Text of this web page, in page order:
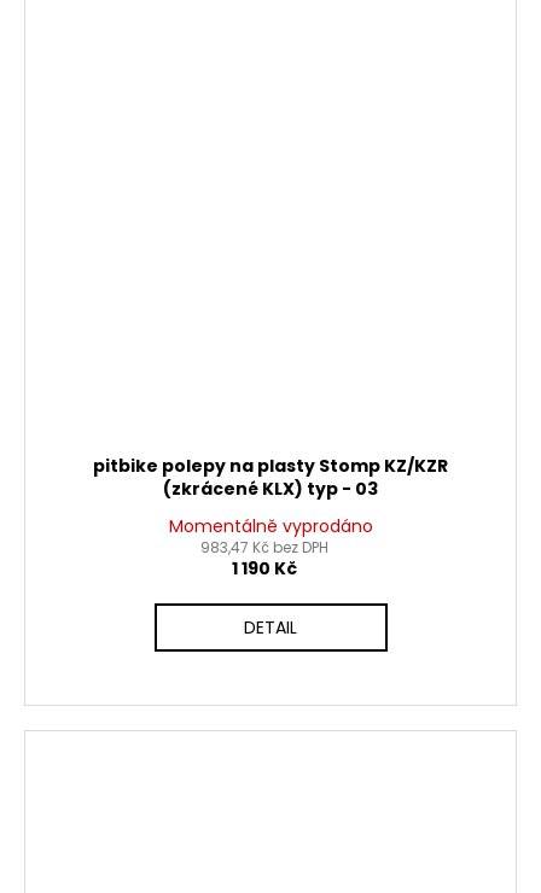
pitbike polepy na plasty Stomp KZ/KZR
(zkrácené KLX) typ - 03
Momentálně vyprodáno
983,47 Kč bez DPH
1 190 Kč
DETAIL